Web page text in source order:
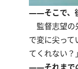
――そこで、
監督志望の
で変に尖っ
てくれない？